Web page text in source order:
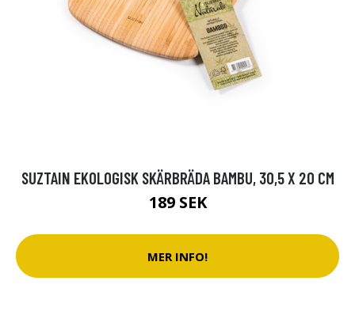
SUZTAIN EKOLOGISK SKÄRBRÄDA BAMBU, 30,5 X 20 CM
189 SEK
MER INFO!